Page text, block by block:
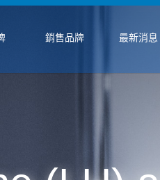
銷售品牌 最新消息